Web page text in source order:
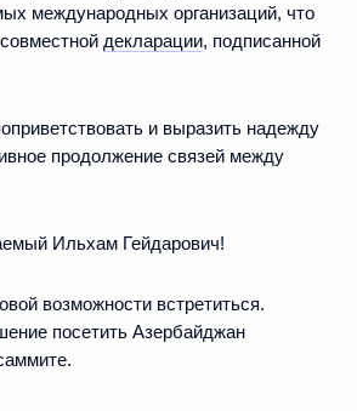
международных организаций, что
декларации, подписанной
и выразить надежду
продолжение связей между
Ильхам Гейдарович!
возможности встретиться.
посетить Азербайджан